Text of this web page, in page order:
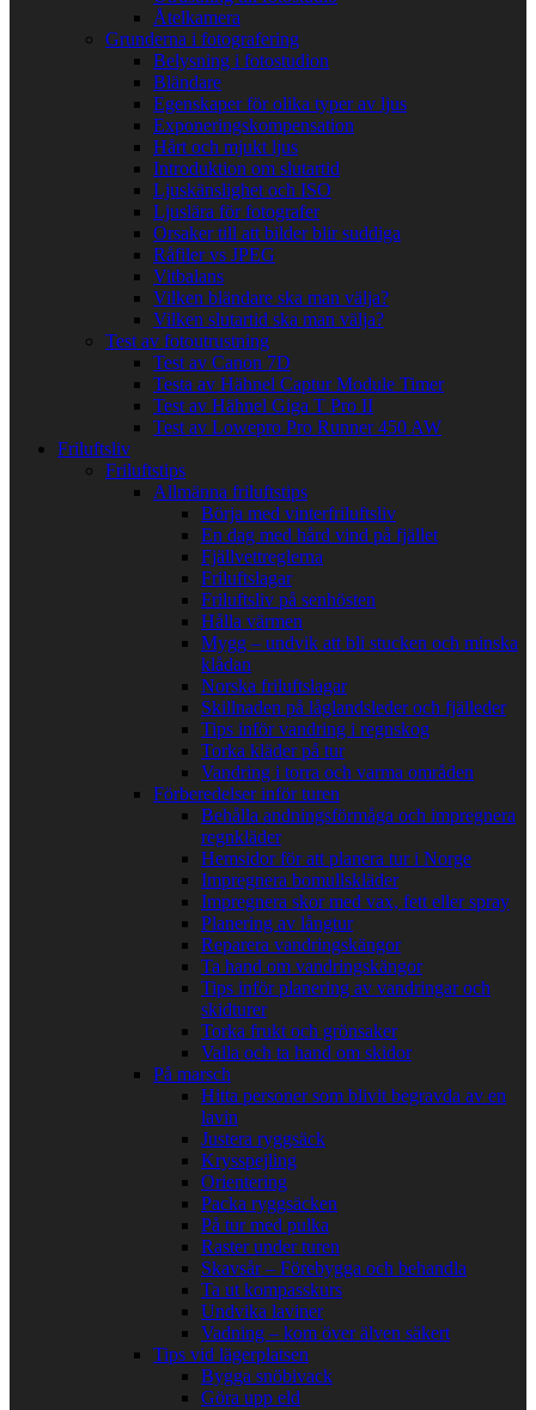
Åtelkamera
Grunderna i fotografering
Belysning i fotostudion
Bländare
Egenskaper för olika typer av ljus
Exponeringskompensation
Hårt och mjukt ljus
Introduktion om slutartid
Ljuskänslighet och ISO
Ljuslära för fotografer
Orsaker till att bilder blir suddiga
Råfiler vs JPEG
Vitbalans
Vilken bländare ska man välja?
Vilken slutartid ska man välja?
Test av fotoutrustning
Test av Canon 7D
Testa av Hähnel Captur Module Timer
Test av Hähnel Giga T Pro II
Test av Lowepro Pro Runner 450 AW
Friluftsliv
Friluftstips
Allmänna friluftstips
Börja med vinterfriluftsliv
En dag med hård vind på fjället
Fjällvettreglerna
Friluftslagar
Friluftsliv på senhösten
Hålla värmen
Mygg – undvik att bli stucken och minska
klådan
Norska friluftslagar
Skillnaden på låglandsleder och fjälleder
Tips inför vandring i regnskog
Torka kläder på tur
Vandring i torra och varma områden
Förberedelser inför turen
Behålla andningsförmåga och impregnera
regnkläder
Hemsidor för att planera tur i Norge
Impregnera bomullskläder
Impregnera skor med vax, fett eller spray
Planering av långtur
Reparera vandringskängor
Ta hand om vandringskängor
Tips inför planering av vandringar och
skidturer
Torka frukt och grönsaker
Valla och ta hand om skidor
På marsch
Hitta personer som blivit begravda av en
lavin
Justera ryggsäck
Krysspejling
Orientering
Packa ryggsäcken
På tur med pulka
Raster under turen
Skavsår – Förebygga och behandla
Ta ut kompasskurs
Undvika laviner
Vadning – kom över älven säkert
Tips vid lägerplatsen
Bygga snöbivack
Göra upp eld